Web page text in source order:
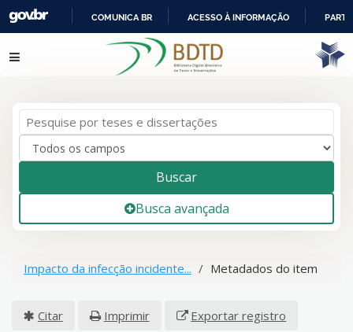
IR
PARA
COMUNICA BR ACESSO À INFORMAÇÃO
Pular para o conteúdo
Buscar
Busca avançada
Impacto da infecção incidente... Metadados do item
Citar Imprimir Exportar registro